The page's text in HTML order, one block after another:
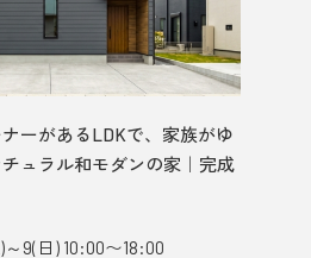
ーがあるLDKで、家族がゆ
ュラル和モダンの家｜完成
9(日) 10:00〜18:00